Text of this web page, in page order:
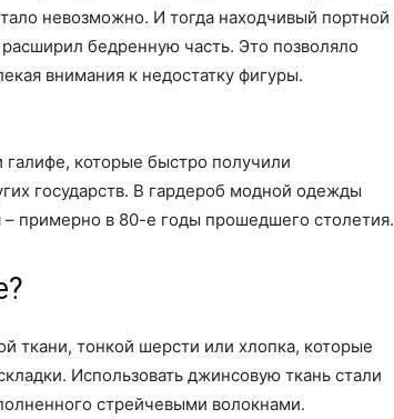
невозможно. И тогда находчивый портной
бедренную часть. Это позволяло
внимания к недостатку фигуры.
которые быстро получили
государств. В гардероб модной одежды
примерно в 80-е годы прошедшего столетия.
ткани, тонкой шерсти или хлопка, которые
Использовать джинсовую ткань стали
стрейчевыми волокнами.